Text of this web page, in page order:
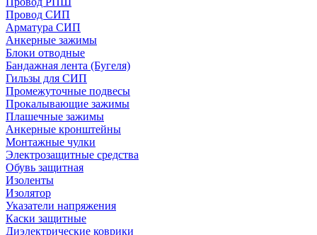
Провод СИП
Арматура СИП
Анкерные зажимы
Блоки отводные
Бандажная лента (Бугеля)
Гильзы для СИП
Промежуточные подвесы
Прокалывающие зажимы
Плашечные зажимы
Анкерные кронштейны
Монтажные чулки
Электрозащитные средства
Обувь защитная
Изоленты
Изолятор
Указатели напряжения
Каски защитные
Диэлектрические коврики